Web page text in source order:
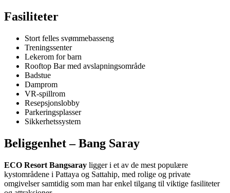
Fasiliteter
Stort felles svømmebasseng
Treningssenter
Lekerom for barn
Rooftop Bar med avslapningsområde
Badstue
Damprom
VR-spillrom
Resepsjonslobby
Parkeringsplasser
Sikkerhetssystem
Beliggenhet – Bang Saray
ECO Resort Bangsaray ligger i et av de mest populære
kystområdene i Pattaya og Sattahip, med rolige og private
omgivelser samtidig som man har enkel tilgang til viktige fasiliteter